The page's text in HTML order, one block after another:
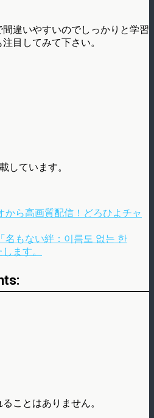
違いやすいのでしっかりと学習
目してみて下さい。
しています。
から高画質配信！どろひよチャ
名もない絆：이름도 없는 한
ます。
ことはありません。